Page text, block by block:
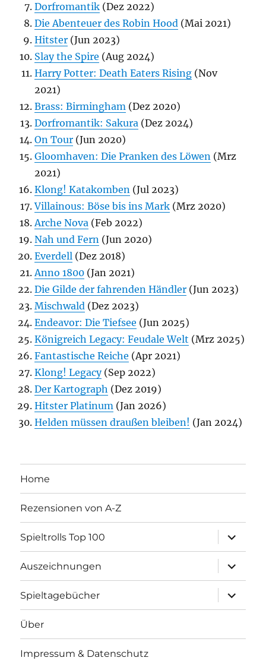
Dorfromantik (Dez 2022)
Die Abenteuer des Robin Hood (Mai 2021)
Hitster (Jun 2023)
Slay the Spire (Aug 2024)
Harry Potter: Death Eaters Rising (Nov
2021)
Brass: Birmingham (Dez 2020)
Dorfromantik: Sakura (Dez 2024)
On Tour (Jun 2020)
Gloomhaven: Die Pranken des Löwen (Mrz
2021)
Klong! Katakomben (Jul 2023)
Villainous: Böse bis ins Mark (Mrz 2020)
Arche Nova (Feb 2022)
Nah und Fern (Jun 2020)
Everdell (Dez 2018)
Anno 1800 (Jan 2021)
Die Gilde der fahrenden Händler (Jun 2023)
Mischwald (Dez 2023)
Endeavor: Die Tiefsee (Jun 2025)
Königreich Legacy: Feudale Welt (Mrz 2025)
Fantastische Reiche (Apr 2021)
Klong! Legacy(Sep 2022)
Der Kartograph (Dez 2019)
Hitster Platinum (Jan 2026)
Helden müssen draußen bleiben! (Jan 2024)
Home
Rezensionen von A-Z
Spieltrolls Top 100
öffnen
Auszeichnungen
öffnen
Spieltagebücher
öffnen
Über
Impressum & Datenschutz